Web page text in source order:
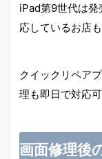
iPad第9世代は発
応しているお店
クイックリペア
理も即日で対応
画面修理後